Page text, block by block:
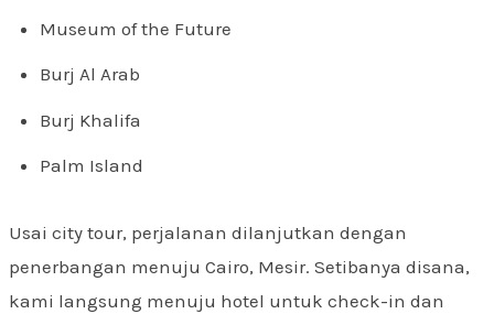
Museum of the Future
Burj Al Arab
Burj Khalifa
Palm Island
Usai city tour, perjalanan dilanjutkan dengan
penerbangan menuju Cairo, Mesir. Setibanya disana,
kami langsung menuju hotel untuk check-in dan